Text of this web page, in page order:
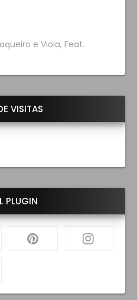
e Viola, Feat.
VISITAS
PLUGIN